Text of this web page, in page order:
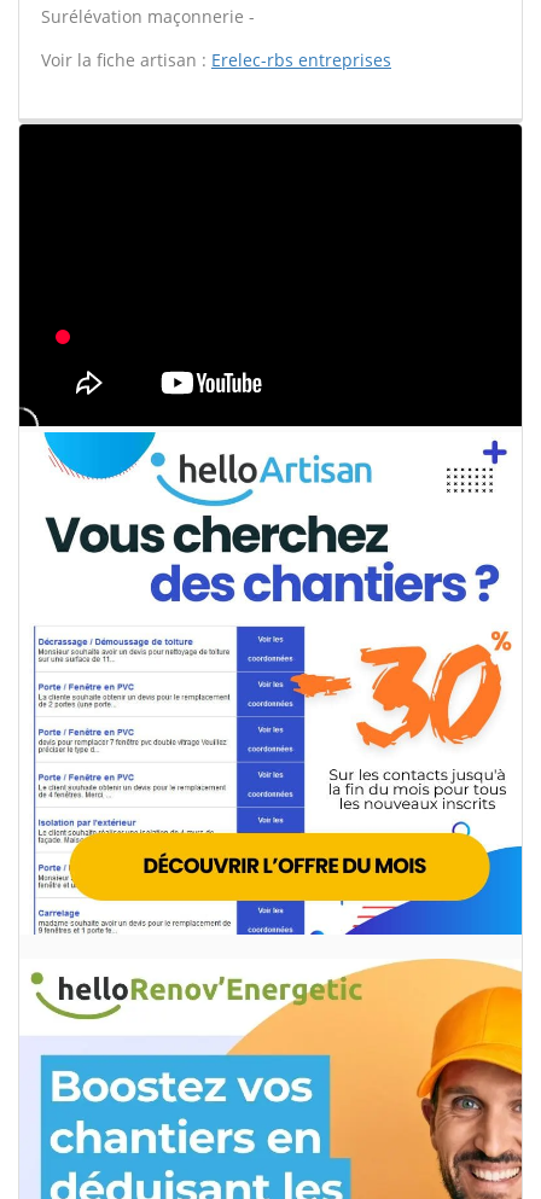
Surélévation maçonnerie -
Voir la fiche artisan : Erelec-rbs entreprises